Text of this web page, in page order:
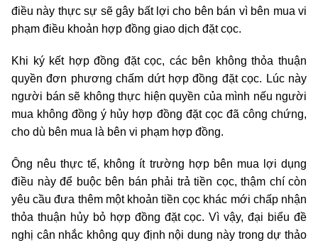
điều này thực sự sẽ gây bất lợi cho bên bán vì bên mua vi
phạm điều khoản hợp đồng giao dịch đặt cọc.
Khi ký kết hợp đồng đặt cọc, các bên không thỏa thuận
quyền đơn phương chấm dứt hợp đồng đặt cọc. Lúc này
người bán sẽ không thực hiện quyền của mình nếu người
mua không đồng ý hủy hợp đồng đặt cọc đã công chứng,
cho dù bên mua là bên vi phạm hợp đồng.
Ông nêu thực tế, không ít trường hợp bên mua lợi dụng
điều này để buộc bên bán phải trả tiền cọc, thậm chí còn
yêu cầu đưa thêm một khoản tiền cọc khác mới chấp nhận
thỏa thuận hủy bỏ hợp đồng đặt cọc. Vì vậy, đại biểu đề
nghị cân nhắc không quy định nội dung này trong dự thảo